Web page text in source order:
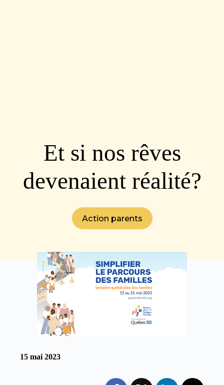
Et si nos rêves
devenaient réalité?
Action parents
15 mai 2023